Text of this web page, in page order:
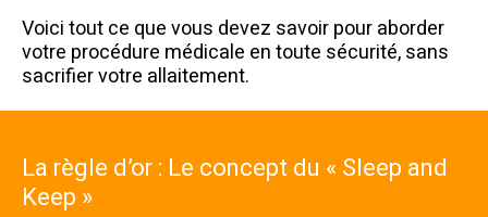
Voici tout ce que vous devez savoir pour aborder
votre procédure médicale en toute sécurité, sans
sacrifier votre allaitement.
La règle d’or : Le concept du « Sleep and
Keep »